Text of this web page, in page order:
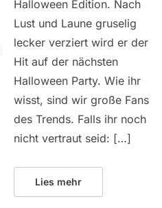
Halloween Edition. Nach
Lust und Laune gruselig
lecker verziert wird er der
Hit auf der nächsten
Halloween Party. Wie ihr
wisst, sind wir große Fans
des Trends. Falls ihr noch
nicht vertraut seid: […]
Lies mehr